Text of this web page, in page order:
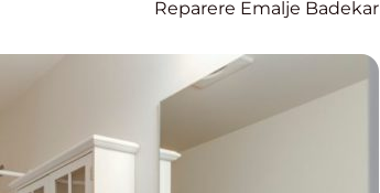
Reparere Emalje Badekar